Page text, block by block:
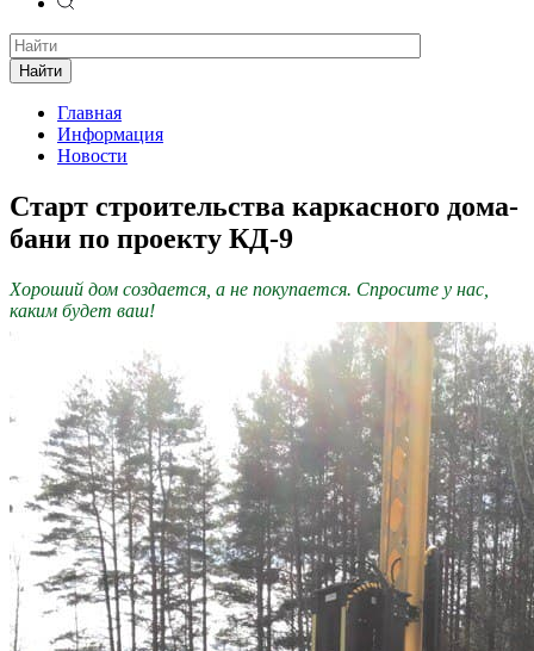
Найти
Главная
Информация
Новости
Старт строительства каркасного дома-
бани по проекту КД-9
Хороший дом создается, а не покупается. Спросите у нас,
каким будет ваш!